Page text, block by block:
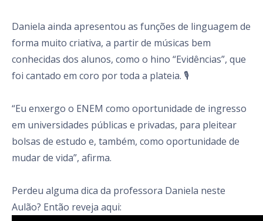
Daniela ainda apresentou as funções de linguagem de
forma muito criativa, a partir de músicas bem
conhecidas dos alunos, como o hino “Evidências”, que
foi cantado em coro por toda a plateia. 🎙
“Eu enxergo o ENEM como oportunidade de ingresso
em universidades públicas e privadas, para pleitear
bolsas de estudo e, também, como oportunidade de
mudar de vida”, afirma.
Perdeu alguma dica da professora Daniela neste
Aulão? Então reveja aqui: